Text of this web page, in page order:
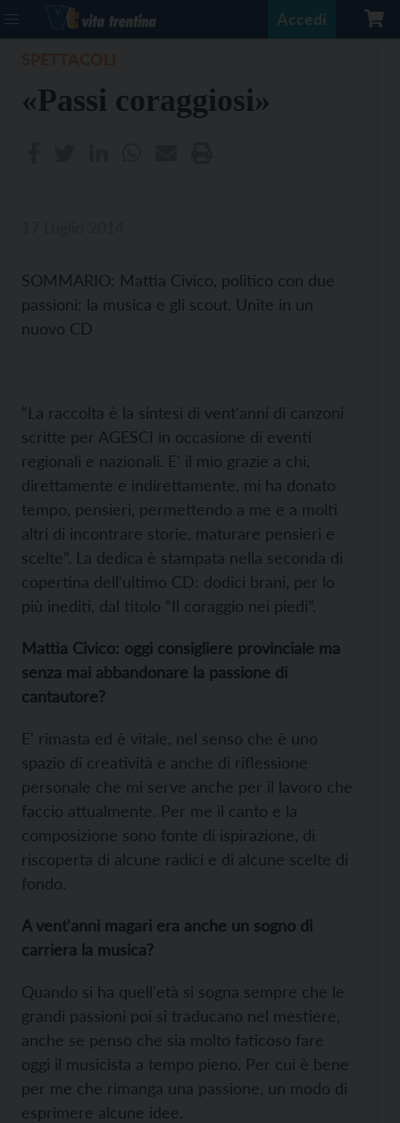
Accedi
«Passi coraggiosi»
SOMMARIO: Mattia Civico, politico con due
passioni: la musica e gli scout. Unite in un
nuovo CD
“La raccolta è la sintesi di vent'anni di canzoni
scritte per AGESCI in occasione di eventi
regionali e nazionali. E' il mio grazie a chi,
direttamente e indirettamente, mi ha donato
tempo, pensieri, permettendo a me e a molti
altri di incontrare storie, maturare pensieri e
scelte”. La dedica è stampata nella seconda di
copertina dell'ultimo CD: dodici brani, per lo
più inediti, dal titolo “Il coraggio nei piedi”.
Mattia Civico: oggi consigliere provinciale ma
senza mai abbandonare la passione di
cantautore?
E' rimasta ed è vitale, nel senso che è uno
spazio di creatività e anche di riflessione
personale che mi serve anche per il lavoro che
faccio attualmente. Per me il canto e la
composizione sono fonte di ispirazione, di
riscoperta di alcune radici e di alcune scelte di
fondo.
A vent'anni magari era anche un sogno di
carriera la musica?
Quando si ha quell'età si sogna sempre che le
grandi passioni poi si traducano nel mestiere,
anche se penso che sia molto faticoso fare
oggi il musicista a tempo pieno. Per cui è bene
per me che rimanga una passione, un modo di
esprimere alcune idee.